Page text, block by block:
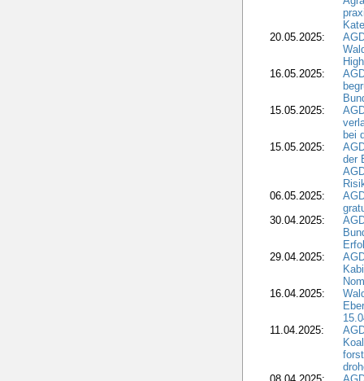
20.05.2025:
16.05.2025:
15.05.2025:
bei
15.05.2025:
der
06.05.2025:
30.04.2025:
29.04.2025:
16.04.2025:
11.04.2025: